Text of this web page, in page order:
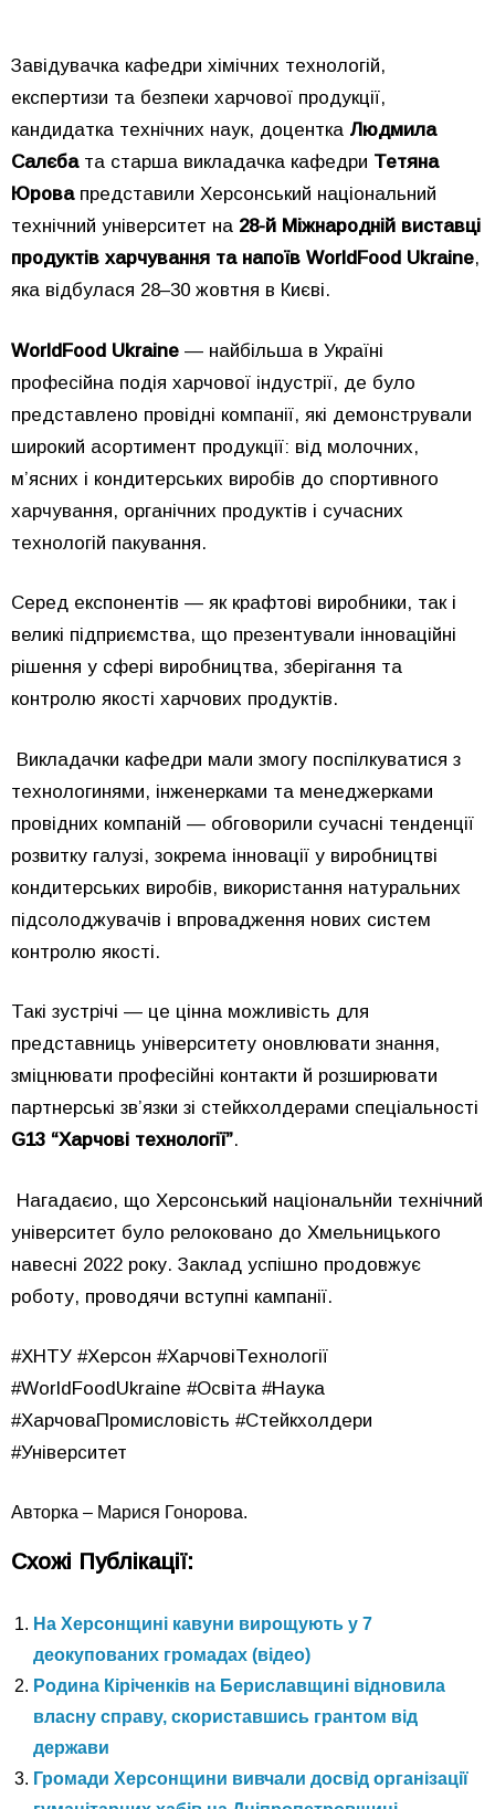
Завідувачка кафедри хімічних технологій,
експертизи та безпеки харчової продукції,
кандидатка технічних наук, доцентка Людмила
Салєбата старша викладачка кафедри Тетяна
Юровапредставили Херсонський національний
технічний університет на 28-й Міжнародній виставці
продуктів харчування та напоїв WorldFood Ukraine,
яка відбулася 28–30 жовтня в Києві.
WorldFood Ukraine — найбільша в Україні
професійна подія харчової індустрії, де було
представлено провідні компанії, які демонстрували
широкий асортимент продукції: від молочних,
м’ясних і кондитерських виробів до спортивного
харчування, органічних продуктів і сучасних
технологій пакування.
Серед експонентів — як крафтові виробники, так і
великі підприємства, що презентували інноваційні
рішення у сфері виробництва, зберігання та
контролю якості харчових продуктів.
Викладачки кафедри мали змогу поспілкуватися з
технологинями, інженерками та менеджерками
провідних компаній — обговорили сучасні тенденції
розвитку галузі, зокрема інновації у виробництві
кондитерських виробів, використання натуральних
підсолоджувачів і впровадження нових систем
контролю якості.
Такі зустрічі — це цінна можливість для
представниць університету оновлювати знання,
зміцнювати професійні контакти й розширювати
партнерські зв’язки зі стейкхолдерами спеціальності
G13 “Харчові технології”.
Нагадаєио, що Херсонський національнйи технічний
університет було релоковано до Хмельницького
навесні 2022 року. Заклад успішно продовжує
роботу, проводячи вступні кампанії.
#ХНТУ #Херсон #ХарчовіТехнології
#WorldFoodUkraine #Освіта #Наука
#ХарчоваПромисловість #Стейкхолдери
#Університет
Авторка – Марися Гонорова.
Схожі Публікації:
На Херсонщині кавуни вирощують у 7
деокупованих громадах (відео)
Родина Кіріченків на Бериславщині відновила
власну справу, скориставшись грантом від
держави
Громади Херсонщини вивчали досвід організації